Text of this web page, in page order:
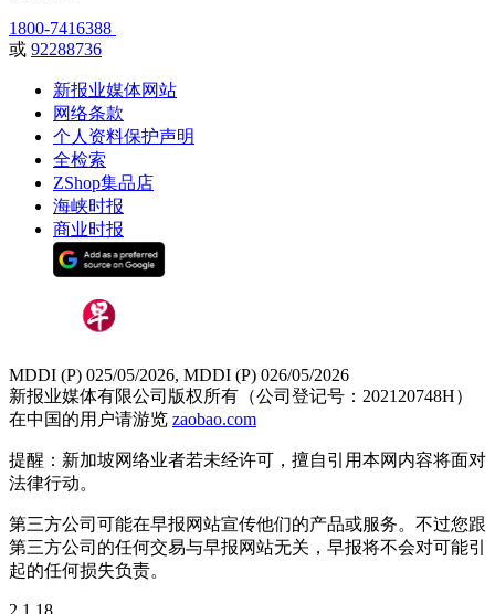
1800-7416388
或 92288736
新报业媒体网站
网络条款
个人资料保护声明
全检索
ZShop集品店
海峡时报
商业时报
MDDI (P) 025/05/2026, MDDI (P) 026/05/2026
新报业媒体有限公司版权所有（公司登记号：202120748H）
在中国的用户请游览 zaobao.com
提醒：新加坡网络业者若未经许可，擅自引用本网内容将面对
法律行动。
第三方公司可能在早报网站宣传他们的产品或服务。不过您跟
第三方公司的任何交易与早报网站无关，早报将不会对可能引
起的任何损失负责。